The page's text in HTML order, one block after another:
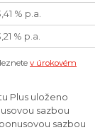
% p.a.
% p.a.
v úrokovém
Plus uloženo
sazbou
sazbou